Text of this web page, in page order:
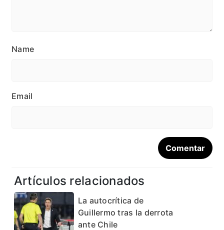
Name
Email
Artículos relacionados
La autocrítica de
Guillermo tras la derrota
ante Chile